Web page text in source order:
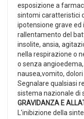
esposizione a
sintomi caratteristici
ipotensione grave ed
rallentamento del
insolite, ansia,
nella respirazione o
o senza
nausea,vomito,
Segnalare qualsiasi
sistema nazionale di
GRAVIDANZA E
L'inibizione della